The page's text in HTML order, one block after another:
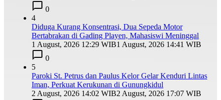
0
4
Diduga Kurang Konsentrasi, Dua Sepeda Motor
Bertabrakan di Gading Playen, Mahasiswi Meninggal
1 August, 2026 12:29 WIB1 August, 2026 14:41 WIB
0
5
Paroki St. Petrus dan Paulus Kelor Gelar Kenduri Lintas
Iman, Perkuat Kerukunan di Gunungkidul
2 August, 2026 14:02 WIB2 August, 2026 17:07 WIB